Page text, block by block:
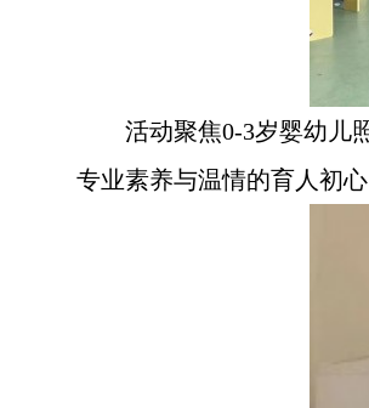
活动聚焦0-3岁婴幼儿
专业素养与温情的育人初